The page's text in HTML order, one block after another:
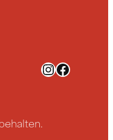
InstagramFacebook